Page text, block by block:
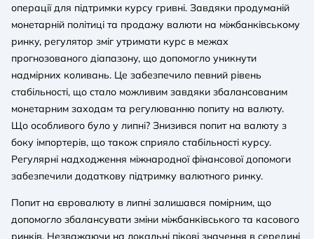
операції для підтримки курсу гривні. Завдяки продуманій
монетарній політиці та продажу валюти на міжбанківському
ринку, регулятор зміг утримати курс в межах
прогнозованого діапазону, що допомогло уникнути
надмірних коливань. Це забезпечило певний рівень
стабільності, що стало можливим завдяки збалансованим
монетарним заходам та регулюванню попиту на валюту.
Що особливого було у липні? Знизився попит на валюту з
боку імпортерів, що також сприяло стабільності курсу.
Регулярні надходження міжнародної фінансової допомоги
забезпечили додаткову підтримку валютного ринку.
Попит на євровалюту в липні залишався помірним, що
допомогло збалансувати зміни міжбанківського та касового
ринків. Незважаючи на локальні пікові значення в середині